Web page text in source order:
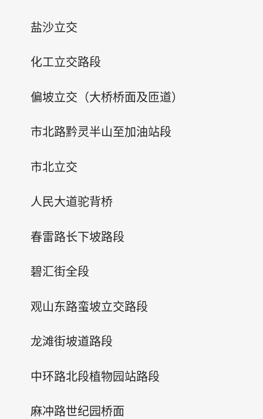
盐沙立交
化工立交路段
偏坡立交（大桥桥面及匝道）
市北路黔灵半山至加油站段
市北立交
人民大道驼背桥
春雷路长下坡路段
碧汇街全段
观山东路蛮坡立交路段
龙滩街坡道路段
中环路北段植物园站路段
麻冲路世纪园桥面